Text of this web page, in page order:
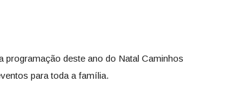
programação deste ano do Natal Caminhos
para toda a família.